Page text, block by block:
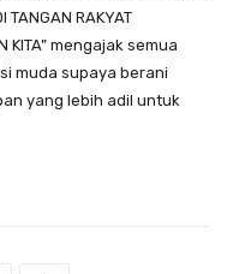
RAKYAT
KITA” mengajak semua
muda supaya berani
yang lebih adil untuk